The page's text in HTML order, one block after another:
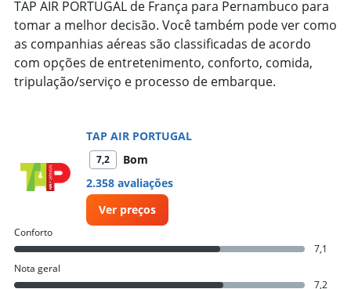
Y
axis
displaying
values.
Range:
0
TAP AIR PORTUGAL de França para Pernambuco para
tomar a melhor decisão. Você também pode ver como
as companhias aéreas são classificadas de acordo
com opções de entretenimento, conforto, comida,
tripulação/serviço e processo de embarque.
TAP AIR PORTUGAL
7,2
Bom
2.358 avaliações
Ver preços
Conforto
7,1
Nota geral
7,2